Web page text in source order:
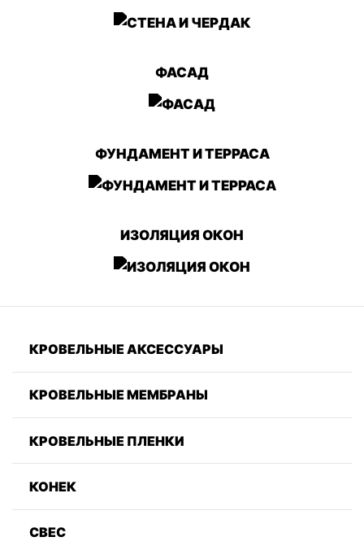
ФАСАД
ФУНДАМЕНТ И ТЕРРАСА
ИЗОЛЯЦИЯ ОКОН
КРОВЕЛЬНЫЕ АКСЕССУАРЫ
КРОВЕЛЬНЫЕ МЕМБРАНЫ
КРОВЕЛЬНЫЕ ПЛЕНКИ
КОНЕК
СВЕС